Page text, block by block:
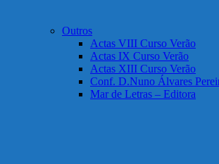
Outros
Actas VIII Curso Verão
Actas IX Curso Verão
Actas XIII Curso Verão
Conf. D.Nuno Álvares
Mar de Letras – Editora